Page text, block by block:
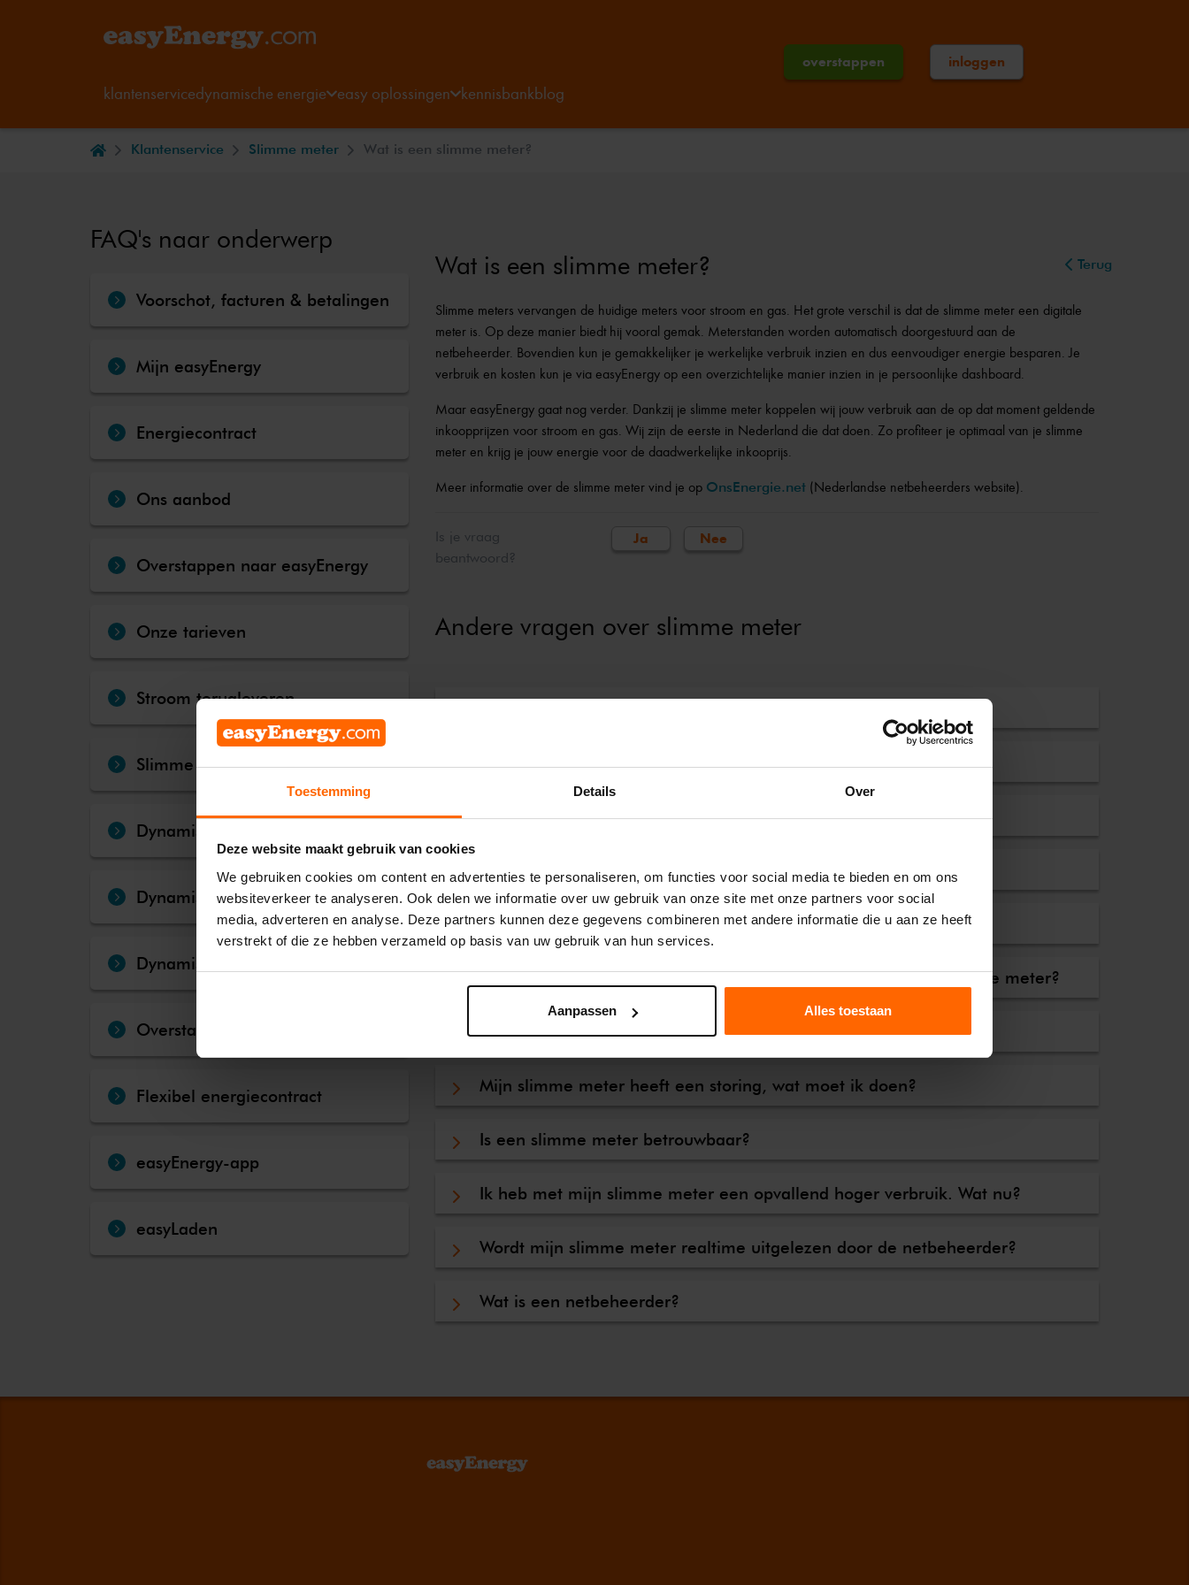
Toestemming Details Over
Deze website maakt gebruik van cookies
We gebruiken cookies om content en advertenties te personaliseren, om functies voor social media te bieden en om ons
websiteverkeer te analyseren. Ook delen we informatie over uw gebruik van onze site met onze partners voor social
media, adverteren en analyse. Deze partners kunnen deze gegevens combineren met andere informatie die u aan ze heeft
verstrekt of die ze hebben verzameld op basis van uw gebruik van hun services.
Aanpassen Alles toestaan
overstappen inloggen
klantenservicedynamische energie easy oplossingen kennisbankblog
Klantenservice Slimme meter Wat is een slimme meter?
Terug
Wat is een slimme meter?
Slimme meters vervangen de huidige meters voor stroom en gas. Het grote verschil is dat de slimme meter een digitale
meter is. Op deze manier biedt hij vooral gemak. Meterstanden worden automatisch doorgestuurd aan de
netbeheerder. Bovendien kun je gemakkelijker je werkelijke verbruik inzien en dus eenvoudiger energie besparen. Je
verbruik en kosten kun je via easyEnergy op een overzichtelijke manier inzien in je persoonlijke dashboard.
Maar easyEnergy gaat nog verder. Dankzij je slimme meter koppelen wij jouw verbruik aan de op dat moment geldende
inkoopprijzen voor stroom en gas. Wij zijn de eerste in Nederland die dat doen. Zo profiteer je optimaal van je slimme
meter en krijg je jouw energie voor de daadwerkelijke inkooprijs.
Meer informatie over de slimme meter vind je op OnsEnergie.net (Nederlandse netbeheerders website)
Is je vraag
beantwoord?
Ja Nee
Andere vragen over slimme meter
Wat zijn de kosten van een slimme meter?
Heb ik een slimme meter?
Hoe werkt een slimme meter?
Wat wordt er van mij verwacht tijdens het plaatsen van een slimme meter?
Wanneer krijg ik een slimme meter?
Mijn slimme meter heeft een storing, wat moet ik doen?
Is een slimme meter betrouwbaar?
Ik heb met mijn slimme meter een opvallend hoger verbruik. Wat nu?
Wordt mijn slimme meter realtime uitgelezen door de netbeheerder?
Wat is een netbeheerder?
FAQ's naar onderwerp
Voorschot, facturen & betalingen
Mijn easyEnergy
Energiecontract
Ons aanbod
Overstappen naar easyEnergy
Onze tarieven
Stroom terugleveren
Slimme meter
Dynamische energie
Dynamische energieprijzen
Dynamische gasprijzen
Overstapboete
Flexibel energiecontract
easyEnergy-app
easyLaden